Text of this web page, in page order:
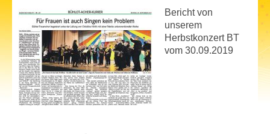
Bericht von
unserem
Herbstkonzert BT
vom 30.09.2019